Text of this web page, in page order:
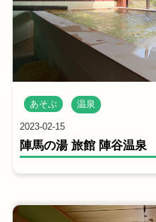
あそぶ 温泉
2023-02-15
陣馬の湯 旅館 陣谷温泉